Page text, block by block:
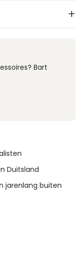
Bart
Duitsland
jarenlang buiten